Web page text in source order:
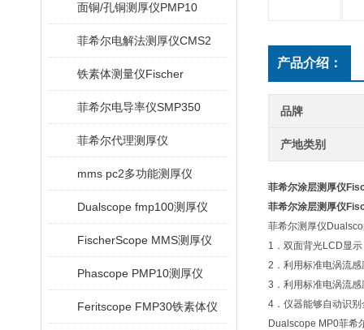
面铜/孔铜测厚仪PMP10
菲希尔电解法测厚仪CMS2
铁素体测量仪Fischer
菲希尔电导率仪SMP350
菲希尔代理测厚仪
mms pc2多功能测厚仪
Dualscope fmp100测厚仪
FischerScope MMS测厚仪
Phascope PMP10测厚仪
Feritscope FMP30铁素体仪
产品介绍：
品牌
产地类别
菲希尔涂层测厚仪
菲希尔涂层测厚仪
菲希尔测厚仪
1．双面背光LCD显
2．利用标准电涡流
3．利用标准电涡流
4．仪器能够自动识
Dualscope MP0菲希